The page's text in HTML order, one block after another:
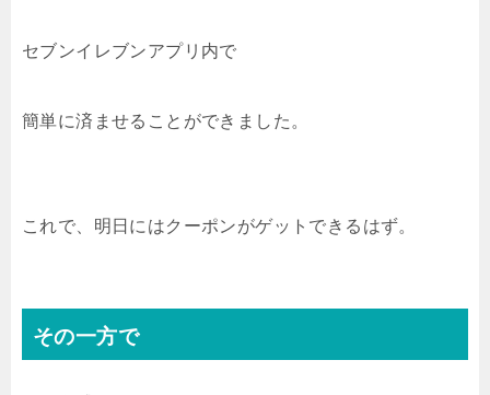
セブンイレブンアプリ内で
簡単に済ませることができました。
これで、明日にはクーポンがゲットできるはず。
その一方で